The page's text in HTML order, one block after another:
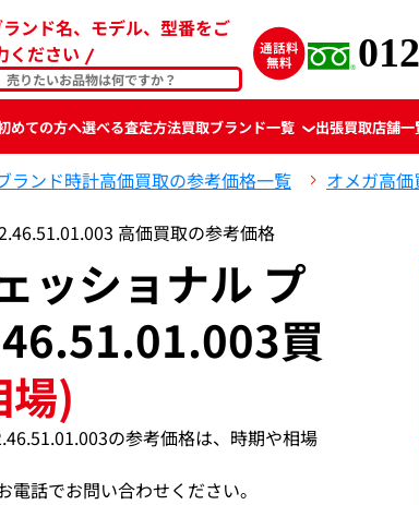
ンド名、モデル、型番をご
ください
めての方へ選べる査定方法買取ブランド一覧 出張買取店舗一
ランド時計高価買取の参考価格一覧
オメガ高
高価買取の参考価格
ッショナル プ
買
)
の参考価格は、時期や相場
話でお問い合わせください。